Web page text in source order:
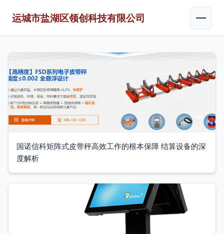
运城市盐湖区领创科技有限公司
国诺信科矩阵式皮带秤高效工作的根本保障 结算设备的深
度解析